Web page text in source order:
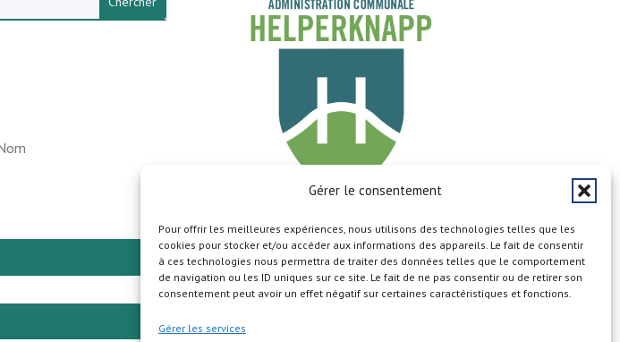
Gérer le consentement
Pour offrir les meilleures expériences, nous utilisons des technologies telles que les
cookies pour stocker et/ou accéder aux informations des appareils. Le fait de consentir
à ces technologies nous permettra de traiter des données telles que le comportement
de navigation ou les ID uniques sur ce site. Le fait de ne pas consentir ou de retirer son
consentement peut avoir un effet négatif sur certaines caractéristiques et fonctions.
Gérer les services
Copyright © 2026
Plan du site